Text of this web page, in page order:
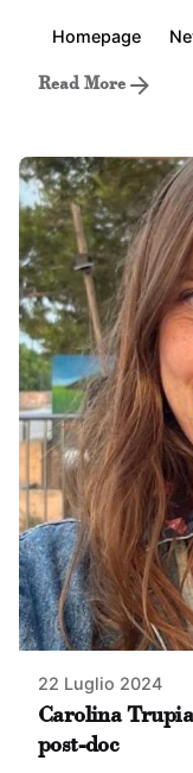
Homepage
Read More
22 Luglio 2024
Carolina
post-doc